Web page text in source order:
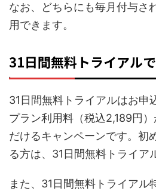
なお、どちらにも毎月付与さ
用できます。
31日間無料トライアル
31日間無料トライアルはお申
プラン利用料（税込2,189円
だけるキャンペーンです。初
る方は、31日間無料トライア
また、31日間無料トライアル